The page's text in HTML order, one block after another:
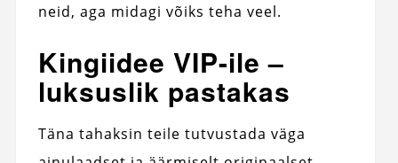
neid, aga midagi võiks teha veel.
Kingiidee VIP-ile –
luksuslik pastakas
Täna tahaksin teile tutvustada väga